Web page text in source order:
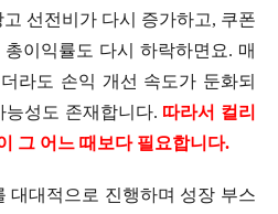
선전비가 다시 증가하고, 쿠폰
이익률도 다시 하락하면요. 매
라도 손익 개선 속도가 둔화되
능성도 존재합니다. 따라서 컬리
그 어느 때보다 필요합니다.
대대적으로 진행하며 성장 부스